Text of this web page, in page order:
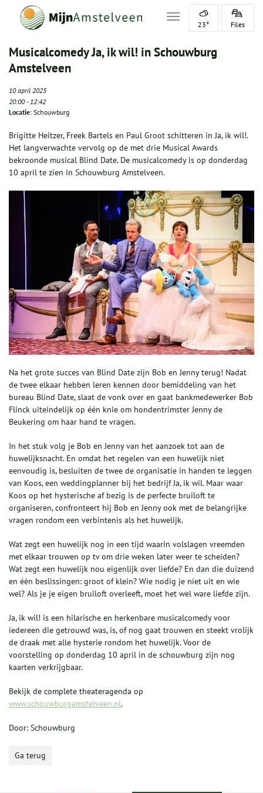
Toggle navigation
23° Files
Musicalcomedy Ja, ik wil! in Schouwburg
Amstelveen
10 april 2025
20:00-12:42
Locatie: Schouwburg
Brigitte Heitzer, Freek Bartels en Paul Groot schitteren in Ja, ik wil!.
Het langverwachte vervolg op de met drie Musical Awards
bekroonde musical Blind Date. De musicalcomedy is op donderdag
10 april te zien in Schouwburg Amstelveen.
Na het grote succes van Blind Date zijn Bob en Jenny terug! Nadat
de twee elkaar hebben leren kennen door bemiddeling van het
bureau Blind Date, slaat de vonk over en gaat bankmedewerker Bob
Flinck uiteindelijk op één knie om hondentrimster Jenny de
Beukering om haar hand te vragen.
In het stuk volg je Bob en Jenny van het aanzoek tot aan de
huwelijksnacht. En omdat het regelen van een huwelijk niet
eenvoudig is, besluiten de twee de organisatie in handen te leggen
van Koos, een weddingplanner bij het bedrijf Ja, ik wil. Maar waar
Koos op het hysterische af bezig is de perfecte bruiloft te
organiseren, confronteert hij Bob en Jenny ook met de belangrijke
vragen rondom een verbintenis als het huwelijk.
Wat zegt een huwelijk nog in een tijd waarin volslagen vreemden
met elkaar trouwen op tv om drie weken later weer te scheiden?
Wat zegt een huwelijk nou eigenlijk over liefde? En dan die duizend
en één beslissingen: groot of klein? Wie nodig je niet uit en wie
wel? Als je je eigen bruiloft overleeft, moet het wel ware liefde zijn.
Ja, ik wil! is een hilarische en herkenbare musicalcomedy voor
iedereen die getrouwd was, is, of nog gaat trouwen en steekt vrolijk
de draak met alle hysterie rondom het huwelijk. Voor de
voorstelling op donderdag 10 april in de schouwburg zijn nog
kaarten verkrijgbaar.
Bekijk de complete theateragenda op
www.schouwburgamstelveen.nl.
Door: Schouwburg
Ga terug